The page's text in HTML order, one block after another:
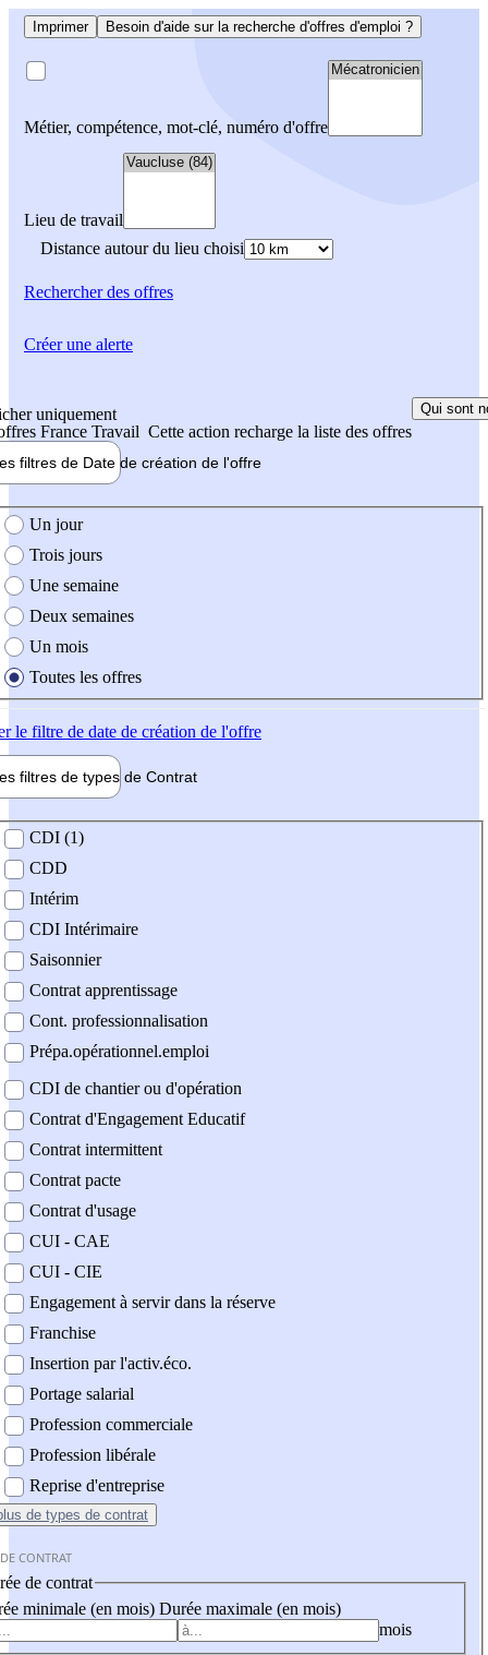
Imprimer Besoin d'aide sur la recherche d'offres d'emploi ?
Métier, compétence, mot-clé, numéro d'offre
Lieu de travail
Distance autour du lieu choisi
Rechercherdes offres
uniquement
France Travail Cette action recharge la liste des offres
Qui sont
filtres de Date de création de l'offre
création de l'offre
Un jour
Trois jours
Une semaine
Deux semaines
Un mois
Toutes les offres
le filtre de date de création de l'offre
filtres de types de Contrat
contrat
CDI (1)
CDD
Intérim
CDI Intérimaire
Saisonnier
Contrat apprentissage
Cont. professionnalisation
Prépa.opérationnel.emploi
CDI de chantier ou d'opération
Contrat d'Engagement Educatif
Contrat intermittent
Contrat pacte
Contrat d'usage
CUI - CAE
CUI - CIE
Engagement à servir dans la réserve
Franchise
Insertion par l'activ.éco.
Portage salarial
Profession commerciale
Profession libérale
Reprise d'entreprise
de types de contrat
CONTRAT
de contrat
minimale (en mois) Durée maximale (en mois)
mois
Créer une alerte